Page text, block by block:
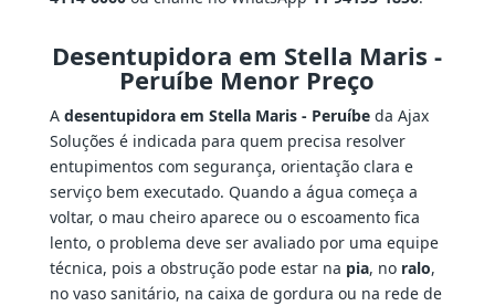
Desentupidora em Stella Maris -
Peruíbe Menor Preço
A desentupidora em Stella Maris - Peruíbeda Ajax
Soluções é indicada para quem precisa resolver
entupimentos com segurança, orientação clara e
serviço bem executado. Quando a água começa a
voltar, o mau cheiro aparece ou o escoamento fica
lento, o problema deve ser avaliado por uma equipe
técnica, pois a obstrução pode estar na pia, no ralo,
no vaso sanitário, na caixa de gordura ou na rede de